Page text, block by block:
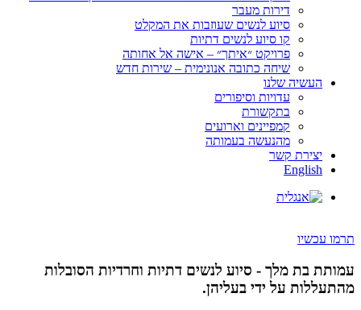
דירות מעבר
סיוע לנשים שעוזבות את המקלט
קו סיוע לנשים דתיות
פרויקט ״איתך״ – אישה אל אחותה
שיחה כתובה אנונימית – שירות חדש
העשיה שלנו
עדויות וסיפורים
בתקשורת
קמפיינים וארועים
מהנעשה בעמותה
יצירת קשר
English
תרמו עכשיו
עמותת בת מלך - סיוע לנשים דתיות וחרדיות הסובלות
מהתעללות על ידי בעליהן.